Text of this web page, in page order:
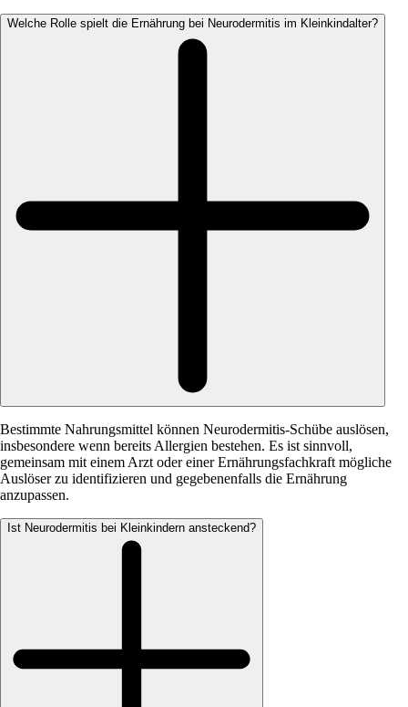
Welche Rolle spielt die Ernährung bei Neurodermitis im Kleinkindalter?
Bestimmte Nahrungsmittel können Neurodermitis-Schübe auslösen,
insbesondere wenn bereits Allergien bestehen. Es ist sinnvoll,
gemeinsam mit einem Arzt oder einer Ernährungsfachkraft mögliche
Auslöser zu identifizieren und gegebenenfalls die Ernährung
anzupassen.
Ist Neurodermitis bei Kleinkindern ansteckend?